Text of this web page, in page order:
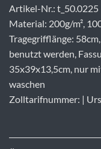
Artikel-Nr.: t_50.0225
Material: 200g/m²,
Tragegrifflänge:
benutzt werden,
35x39x13,5cm, nur
waschen
Zolltarifnummer: |